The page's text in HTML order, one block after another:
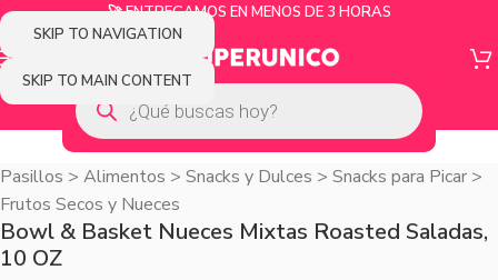
SKIP TO NAVIGATION
SKIP TO MAIN CONTENT
🚀 ENTREGAMOS EN MENOS DE 3 HORAS
Pasillos > Alimentos > Snacks y Dulces > Snacks para Picar >
Frutos Secos y Nueces
Bowl & Basket Nueces Mixtas Roasted Saladas,
10 OZ